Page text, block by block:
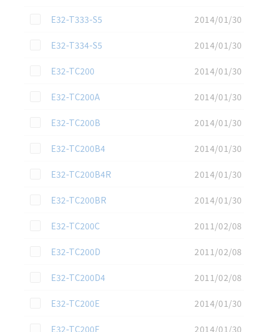
この資料を選択
E32-T333-S5
2014/01/30
この資料を選択
E32-T334-S5
2014/01/30
この資料を選択
E32-TC200
2014/01/30
この資料を選択
E32-TC200A
2014/01/30
この資料を選択
E32-TC200B
2014/01/30
この資料を選択
E32-TC200B4
2014/01/30
この資料を選択
E32-TC200B4R
2014/01/30
この資料を選択
E32-TC200BR
2014/01/30
この資料を選択
E32-TC200C
2011/02/08
この資料を選択
E32-TC200D
2011/02/08
この資料を選択
E32-TC200D4
2011/02/08
この資料を選択
E32-TC200E
2014/01/30
この資料を選択
E32-TC200F
2014/01/30